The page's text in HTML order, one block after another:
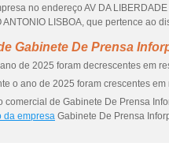
no endereço AV DA
LISBOA, que pertence ao
Gabinete De Prensa
de 2025 foram decrescentes em
o ano de 2025 foram crescentes
de Gabinete De Prensa
da empresa Gabinete De Prensa